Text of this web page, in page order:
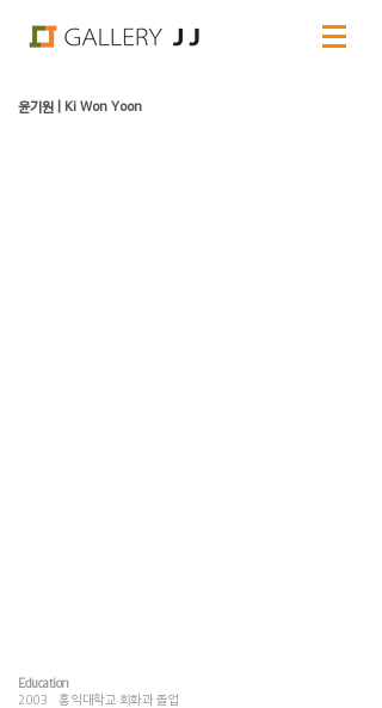
윤기원 | Ki Won Yoon
Education
2003 홍익대학교 회화과 졸업